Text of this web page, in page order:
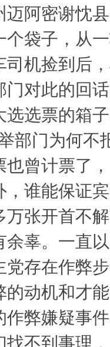
迈阿密谢忱
个袋子，从
司机捡到后
门对此的回
选选票的箱
部门为何不
也曾计票了
，谁能保证
万张开首不
余辜。一直
党存在作弊
的动机和才
作弊嫌疑事
找不到事理